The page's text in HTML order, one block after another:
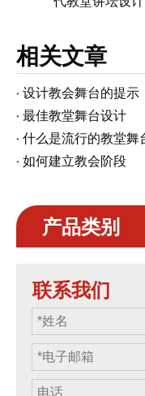
相关文章
设计教会舞台的提示
最佳教堂舞台设计
如何建立教会阶段
产品类别
联系我们